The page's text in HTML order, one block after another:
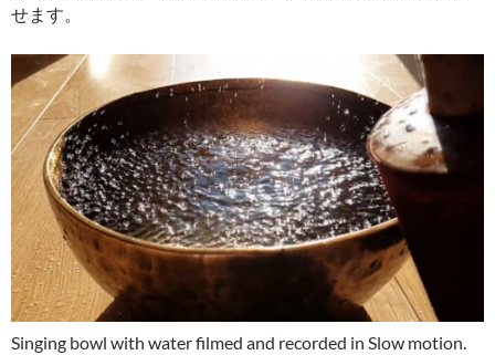
せます。
Singing bowl with water filmed and recorded in Slow motion.